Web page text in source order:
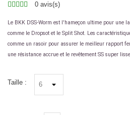
0 avis(s)
Le BKK DSS-Worm est l'hameçon ultime pour une
comme le Dropsot et le Split Shot. Les
comme un rasoir pour assurer le meilleur rapport
une résistance accrue et le revêtement SS super
Taille :